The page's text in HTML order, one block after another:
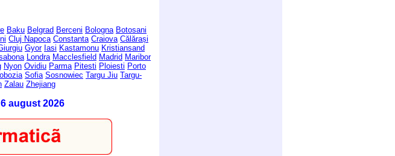
Baku Belgrad Berceni Bologna Botosani
Cluj Napoca Constanta Craiova Călărași
Gyor Iasi Kastamonu Kristiansand
Londra Macclesfield Madrid Maribor
Nyon Ovidiu Parma Pitesti Ploiesti Porto
Sofia Sosnowiec Targu Jiu Targu-
Zalau Zhejiang
august 2026